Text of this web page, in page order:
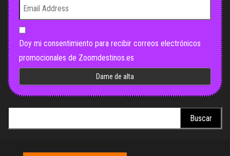
Doy mi consentimiento para recibir correos electrónicos
promocionales de Zoomdestinos.es